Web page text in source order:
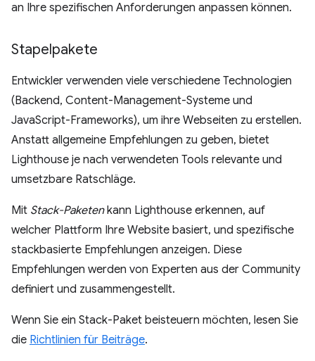
an Ihre spezifischen Anforderungen anpassen können.
Stapelpakete
Entwickler verwenden viele verschiedene Technologien
(Backend, Content-Management-Systeme und
JavaScript-Frameworks), um ihre Webseiten zu erstellen.
Anstatt allgemeine Empfehlungen zu geben, bietet
Lighthouse je nach verwendeten Tools relevante und
umsetzbare Ratschläge.
Mit Stack-Paketenkann Lighthouse erkennen, auf
welcher Plattform Ihre Website basiert, und spezifische
stackbasierte Empfehlungen anzeigen. Diese
Empfehlungen werden von Experten aus der Community
definiert und zusammengestellt.
Wenn Sie ein Stack-Paket beisteuern möchten, lesen Sie
die Richtlinien für Beiträge.